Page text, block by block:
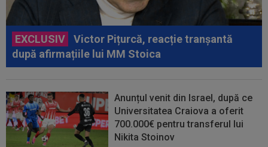
EXCLUSIV
Victor Pițurcă, reacție tranșantă
după afirmațiile lui MM Stoica
Anunțul venit din Israel, după ce
Universitatea Craiova a oferit
700.000€ pentru transferul lui
Nikita Stoinov